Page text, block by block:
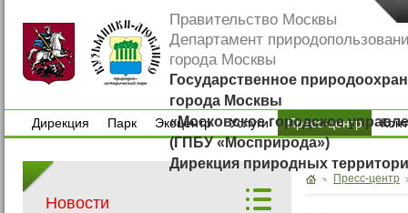
Правительство Москвы
Департамент
города Москвы
Государственное
города Москвы
«Московское городское
(ГПБУ «Мосприрода»)
Дирекция природных
Дирекция
Парк
Экоцентр
Экоцентр
Услуги
Услуги
Пресс-центр
Новости
Пресс-центр